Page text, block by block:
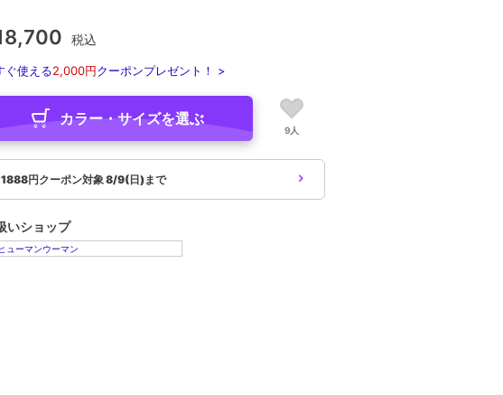
税込
ぐ使える2,000円クーポンプレゼント！ >
カラー・サイズを選ぶ
9人
1888円クーポン対象 8/9(日)まで
いショップ